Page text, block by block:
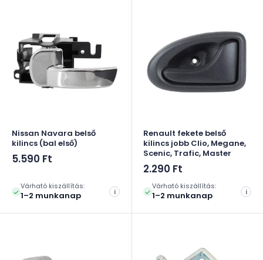
Nissan Navara belső
kilincs (bal első)
Akciós
5.590 Ft
Várható kiszállítás:
1–2 munkanap i
Renault fekete belső
kilincs jobb Clio, Megane,
Scenic, Trafic, Master
Akciós
2.290 Ft
Várható kiszállítás:
1–2 munkanap i